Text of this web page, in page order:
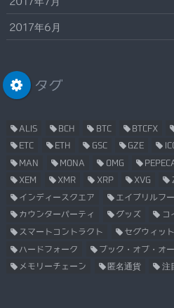
2017年6月
タグ
ALIS BCH BTC BTCFX
ETC ETH GSC GZE
MAN MONA OMG
XEM XMR XRP XVG
インディースクエア エイプリルフ
カウンターパーティ グッズ コ
スマートコントラクト セグウィット
ハードフォーク ブック・オブ・オ
メモリーチェーン 匿名通貨 注